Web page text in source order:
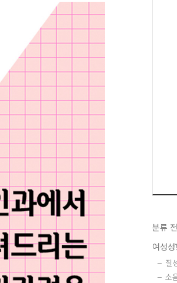
분류
여성성
질
소